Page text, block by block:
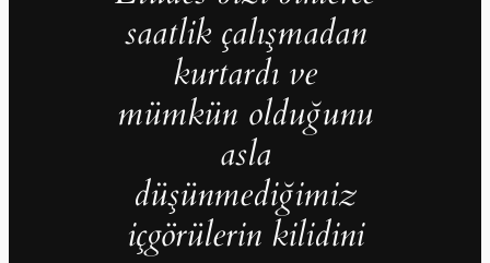
saatlik çalışmadan
kurtardı ve
mümkün olduğunu
asla
düşünmediğimiz
içgörülerin kilidini